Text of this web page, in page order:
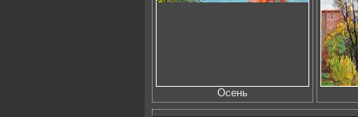
Осень